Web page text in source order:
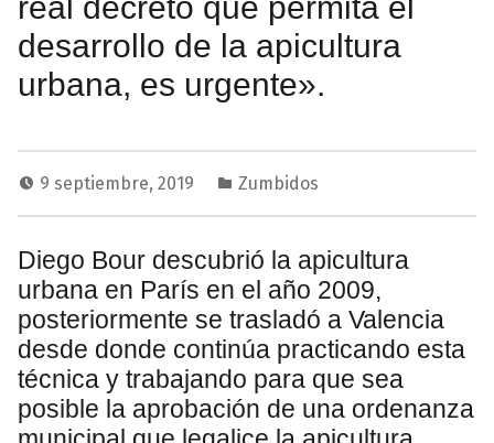
real decreto que permita el
desarrollo de la apicultura
urbana, es urgente».
9 septiembre, 2019 Zumbidos
Diego Bour descubrió la apicultura
urbana en París en el año 2009,
posteriormente se trasladó a Valencia
desde donde continúa practicando esta
técnica y trabajando para que sea
posible la aprobación de una ordenanza